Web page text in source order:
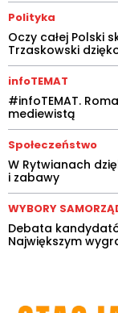
Polityka
Oczy całej Polski
Trzaskowski
infoTEMAT
#infoTEMAT.
mediewistą
Społeczeństwo
W Rytwianach
i zabawy
WYBORY
Debata
Największym